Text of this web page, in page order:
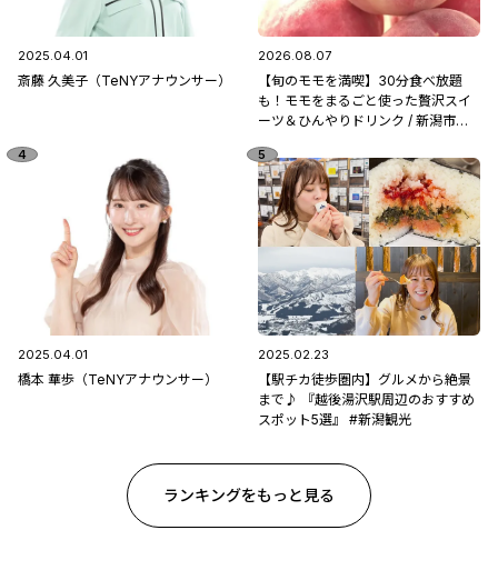
2025.04.01
斎藤 久美子（TeNYアナウンサー）
2026.08.07
【旬のモモを満喫】30分食べ放題
も！モモをまるごと使った贅沢スイ
ーツ＆ひんやりドリンク / 新潟市南
2025.04.01
橋本 華歩（TeNYアナウンサー）
2025.02.23
【駅チカ徒歩圏内】グルメから絶景
まで♪ 『越後湯沢駅周辺のおすすめ
スポット5選』 #新潟観光
ランキングをもっと見る